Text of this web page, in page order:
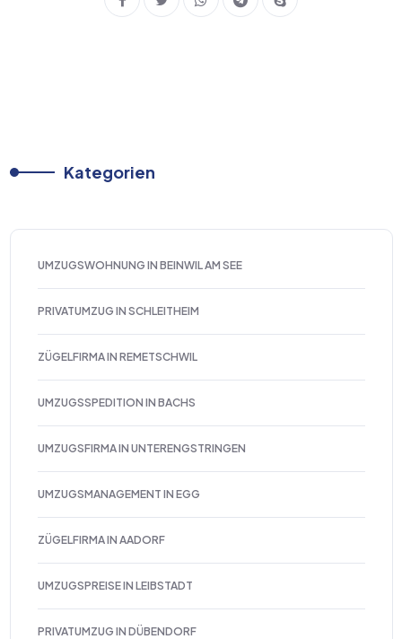
Kategorien
UMZUGSWOHNUNG IN BEINWIL AM SEE
PRIVATUMZUG IN SCHLEITHEIM
ZÜGELFIRMA IN REMETSCHWIL
UMZUGSSPEDITION IN BACHS
UMZUGSFIRMA IN UNTERENGSTRINGEN
UMZUGSMANAGEMENT IN EGG
ZÜGELFIRMA IN AADORF
UMZUGSPREISE IN LEIBSTADT
PRIVATUMZUG IN DÜBENDORF